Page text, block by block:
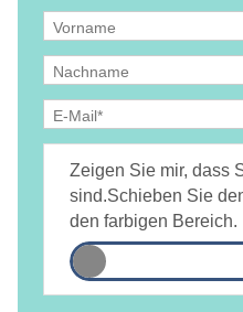
DAMiD mich per E-Mail über
informiert.
Zeigen Sie mir, dass
sind.Schieben Sie
den farbigen Bereich.